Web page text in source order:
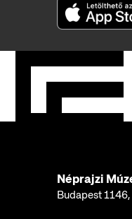
Néprajzi
Budapest